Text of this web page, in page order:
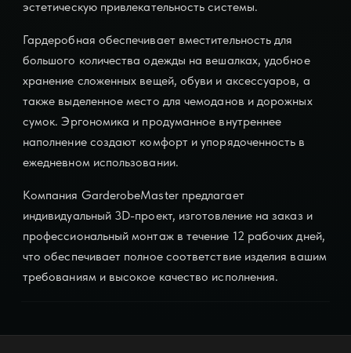
эстетическую привлекательность системы.
Гардеробная обеспечивает вместительность для
большого количества одежды на вешалках, удобное
хранение сложенных вещей, обуви и аксессуаров, а
также выделенное место для чемоданов и дорожных
сумок. Эргономика и продуманное внутреннее
наполнение создают комфорт и упорядоченность в
ежедневном использовании.
Компания GarderobeMaster предлагает
индивидуальный 3D-проект, изготовление на заказ и
профессиональный монтаж в течение 12 рабочих дней,
что обеспечивает полное соответствие изделия вашим
требованиям и высокое качество исполнения.